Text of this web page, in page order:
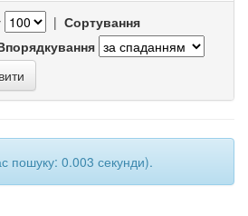
| Сортування
пошуку: 0.003 секунди).